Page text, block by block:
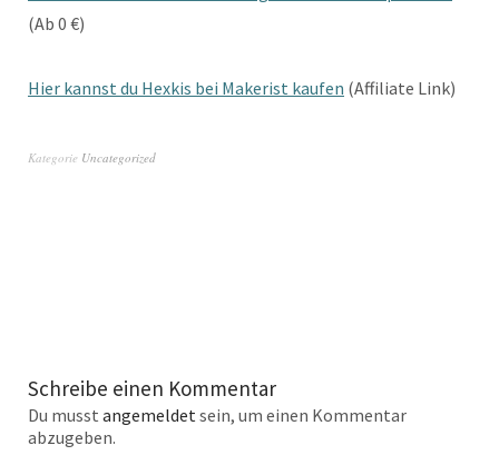
(Ab 0 €)
Hier kannst du Hexkis bei Makerist kaufen (Affiliate Link)
Kategorie Uncategorized
Schreibe einen Kommentar
Du musst angemeldetsein, um einen Kommentar
abzugeben.